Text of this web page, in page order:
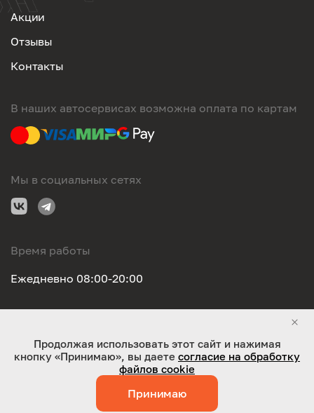
Акции
Отзывы
Контакты
В наших автосервисах возможна оплата по картам
Мы в социальных сетях
Время работы
Ежедневно 08:00-20:00
ООО "Оригинал-сервис". Все права защищены 2026
Работает на технологиях:Jaky
Продолжая использовать этот сайт и нажимая
кнопку «Принимаю», вы даете согласие на обработку
файлов cookie
Принимаю